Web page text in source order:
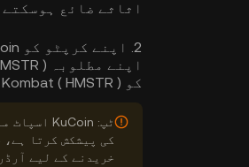
اثاثے ضائع ہوسکتے
کو Hamster Kombat ( HMSTR ) میں تبدیل کرنے کے لیے آرڈر دیں۔
کی پیشکش کرتا